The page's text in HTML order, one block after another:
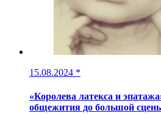
15.08.2024 *
«Королева латекса и
общежития до большой